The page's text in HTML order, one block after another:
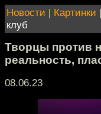
Новости | Картинки |
клуб
Творцы против
реальность,
08.06.23